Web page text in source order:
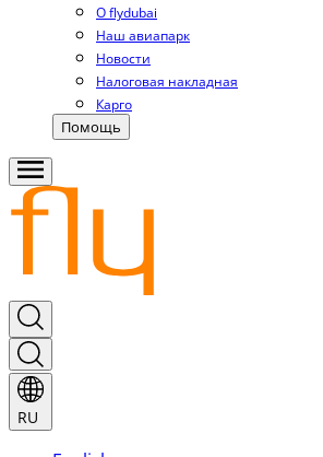
О flydubai
Наш авиапарк
Новости
Налоговая накладная
Карго
Помощь
RU